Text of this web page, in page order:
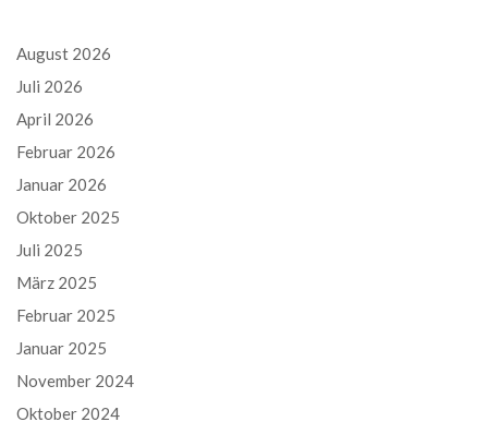
August 2026
Juli 2026
April 2026
Februar 2026
Januar 2026
Oktober 2025
Juli 2025
März 2025
Februar 2025
Januar 2025
November 2024
Oktober 2024